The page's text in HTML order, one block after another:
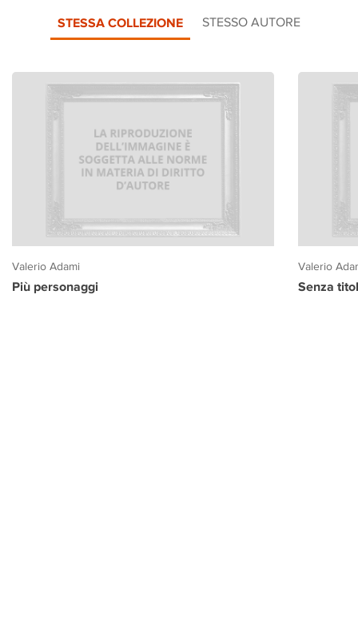
STESSA COLLEZIONE STESSO AUTORE
Valerio Adami
Più personaggi
Valerio
Senza